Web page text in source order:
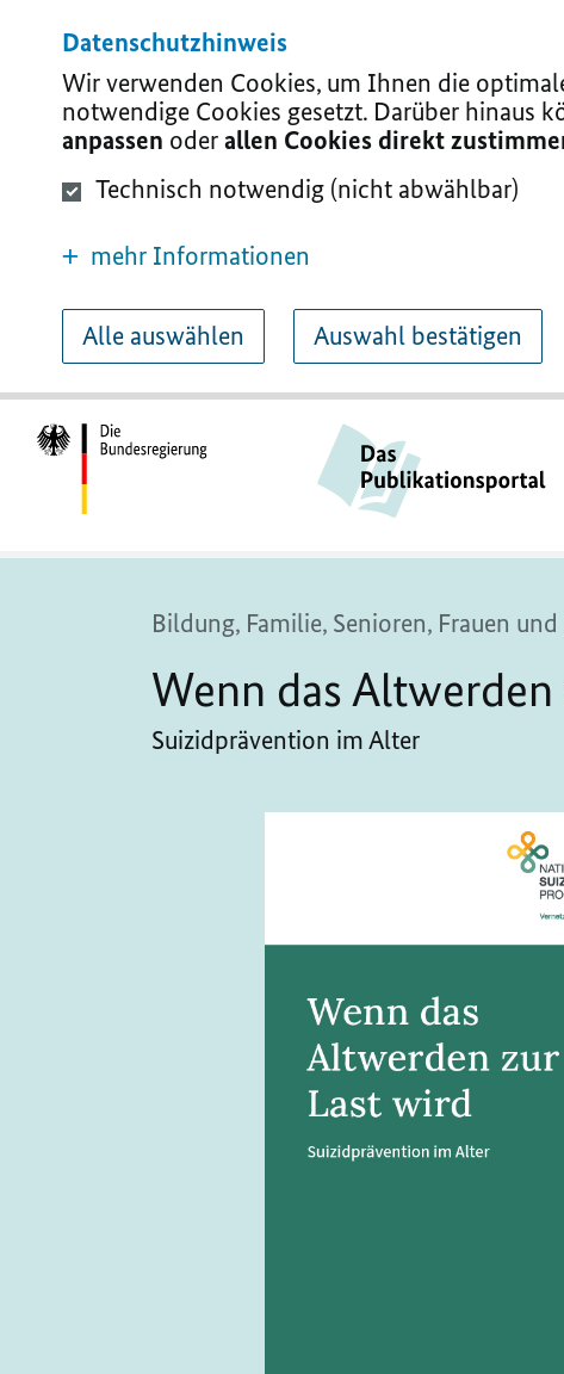
Datenschutzhinweis
Wir verwenden Cookies, um Ihnen die
notwendige Cookies gesetzt. Darüber hinaus
anpassen oderallen Cookies direkt
Technisch notwendig (nicht abwählbar)
mehr Informationen
Alle auswählen Auswahl bestätigen
Bildung, Familie, Senioren, Frauen und
Wenn das
Suizidprävention im Alter